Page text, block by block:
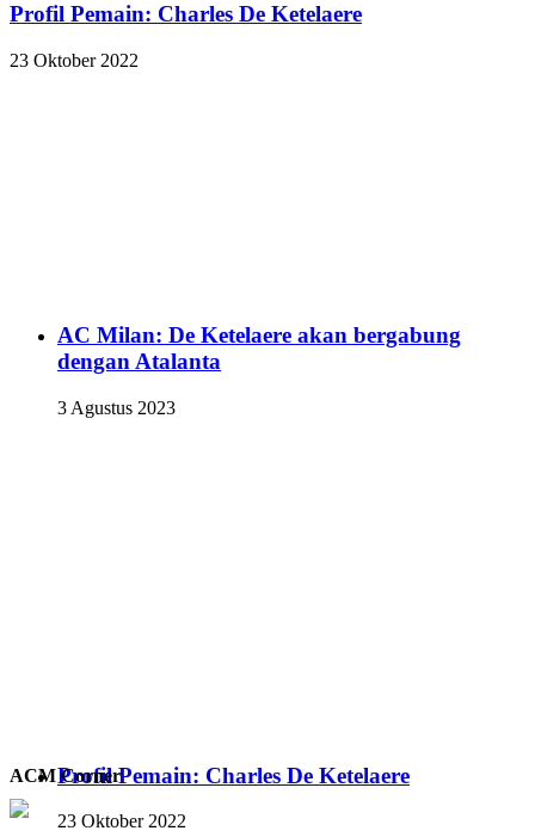
Profil Pemain: Charles De Ketelaere
23 Oktober 2022
AC Milan: De Ketelaere akan bergabung
dengan Atalanta
3 Agustus 2023
Profil Pemain: Charles De Ketelaere
23 Oktober 2022
ACM Corner